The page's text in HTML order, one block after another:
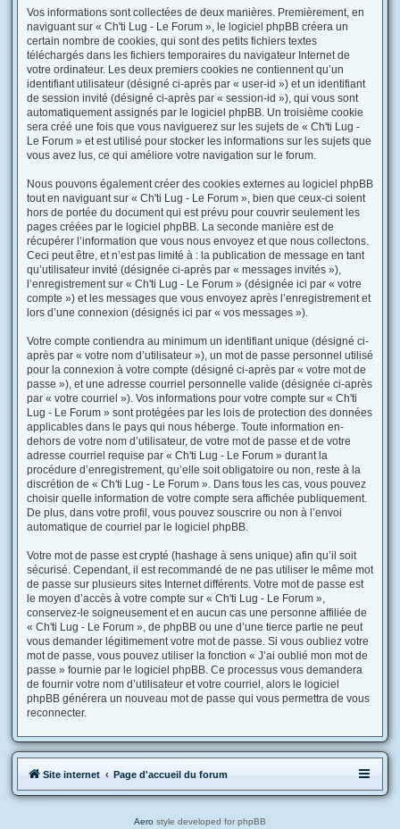
Vos informations sont collectées de deux manières. Premièrement, en
naviguant sur « Ch'ti Lug - Le Forum », le logiciel phpBB créera un
certain nombre de cookies, qui sont des petits fichiers textes
téléchargés dans les fichiers temporaires du navigateur Internet de
votre ordinateur. Les deux premiers cookies ne contiennent qu’un
identifiant utilisateur (désigné ci-après par « user-id ») et un identifiant
de session invité (désigné ci-après par « session-id »), qui vous sont
automatiquement assignés par le logiciel phpBB. Un troisième cookie
sera créé une fois que vous naviguerez sur les sujets de « Ch'ti Lug -
Le Forum » et est utilisé pour stocker les informations sur les sujets que
vous avez lus, ce qui améliore votre navigation sur le forum.
Nous pouvons également créer des cookies externes au logiciel phpBB
tout en naviguant sur « Ch'ti Lug - Le Forum », bien que ceux-ci soient
hors de portée du document qui est prévu pour couvrir seulement les
pages créées par le logiciel phpBB. La seconde manière est de
récupérer l’information que vous nous envoyez et que nous collectons.
Ceci peut être, et n’est pas limité à : la publication de message en tant
qu’utilisateur invité (désignée ci-après par « messages invités »),
l’enregistrement sur « Ch'ti Lug - Le Forum » (désignée ici par « votre
compte ») et les messages que vous envoyez après l’enregistrement et
lors d’une connexion (désignés ici par « vos messages »).
Votre compte contiendra au minimum un identifiant unique (désigné ci-
après par « votre nom d’utilisateur »), un mot de passe personnel utilisé
pour la connexion à votre compte (désigné ci-après par « votre mot de
passe »), et une adresse courriel personnelle valide (désignée ci-après
par « votre courriel »). Vos informations pour votre compte sur « Ch'ti
Lug - Le Forum » sont protégées par les lois de protection des données
applicables dans le pays qui nous héberge. Toute information en-
dehors de votre nom d’utilisateur, de votre mot de passe et de votre
adresse courriel requise par « Ch'ti Lug - Le Forum » durant la
procédure d’enregistrement, qu’elle soit obligatoire ou non, reste à la
discrétion de « Ch'ti Lug - Le Forum ». Dans tous les cas, vous pouvez
choisir quelle information de votre compte sera affichée publiquement.
De plus, dans votre profil, vous pouvez souscrire ou non à l’envoi
automatique de courriel par le logiciel phpBB.
Votre mot de passe est crypté (hashage à sens unique) afin qu’il soit
sécurisé. Cependant, il est recommandé de ne pas utiliser le même mot
de passe sur plusieurs sites Internet différents. Votre mot de passe est
le moyen d’accès à votre compte sur « Ch'ti Lug - Le Forum »,
conservez-le soigneusement et en aucun cas une personne affiliée de
« Ch'ti Lug - Le Forum », de phpBB ou une d’une tierce partie ne peut
vous demander légitimement votre mot de passe. Si vous oubliez votre
mot de passe, vous pouvez utiliser la fonction « J’ai oublié mon mot de
passe » fournie par le logiciel phpBB. Ce processus vous demandera
de fournir votre nom d’utilisateur et votre courriel, alors le logiciel
phpBB générera un nouveau mot de passe qui vous permettra de vous
reconnecter.
Site internet Page d'accueil du forum
Aero style developed for phpBB